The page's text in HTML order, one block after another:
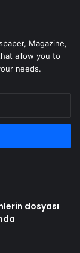
Magazine,
allow you to
needs.
dosyası